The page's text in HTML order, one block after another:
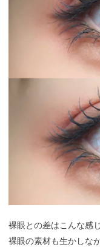
裸眼との差はこんな感じ
裸眼の素材も生かしな